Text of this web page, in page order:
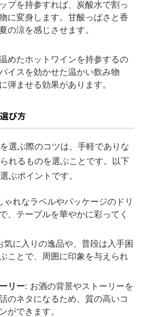
プを持参すれば、炭酸水で割っ
に変身します。甘酸っぱさと香
の涼を感じさせます。
めたホットワインを持参するの
イスを効かせた温かい飲み物
弾ませる効果があります。
び方
選ぶ際のコツは、手軽でありな
れるものを選ぶことです。以下
ぶポイントです。
ゃれなラベルやパッケージのドリ
、テーブルを華やかに彩ってく
気に入りの逸品や、普段は入手困
ことで、周囲に印象を与えられ
リー: お酒の背景やストーリーを
のネタになるため、質の高いコ
ができます。